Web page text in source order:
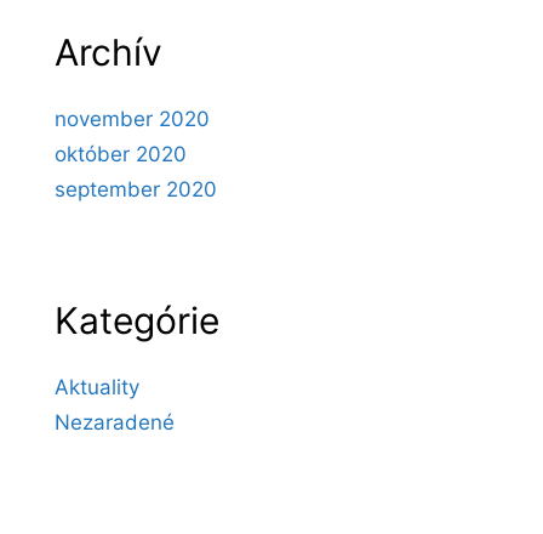
Archív
november 2020
október 2020
september 2020
Kategórie
Aktuality
Nezaradené